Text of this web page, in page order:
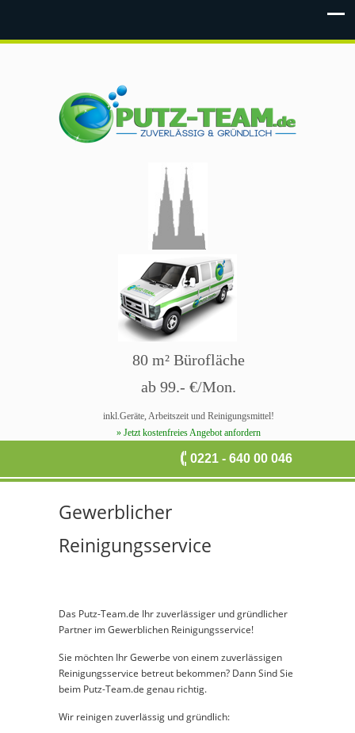
80 m² Bürofläche
ab 99.- €/Mon.
inkl.Geräte, Arbeitszeit und Reinigungsmittel!
» Jetzt kostenfreies Angebot anfordern
0221 - 640 00 046
Gewerblicher
Reinigungsservice
Das Putz-Team.de Ihr zuverlässiger und gründlicher
Partner im Gewerblichen Reinigungsservice!
Sie möchten Ihr Gewerbe von einem zuverlässigen
Reinigungsservice betreut bekommen? Dann Sind Sie
beim Putz-Team.de genau richtig.
Wir reinigen zuverlässig und gründlich: